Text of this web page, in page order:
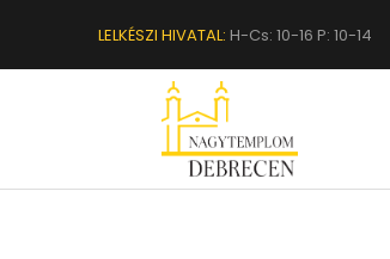
LELKÉSZI HIVATAL: H-Cs: 10-16 P: 10-14